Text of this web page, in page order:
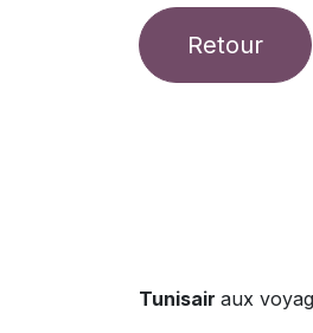
Retour
Tunisair aux